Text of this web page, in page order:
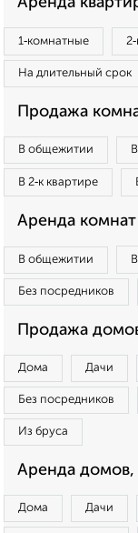
1‑комнатные
На длительный срок
Продажа
В общежитии
В 2‑к квартире
Аренда комнат
В общежитии
Без посредников
Продажа
Дома Дачи
Без посредников
Из бруса
Аренда домов,
Дома Дачи